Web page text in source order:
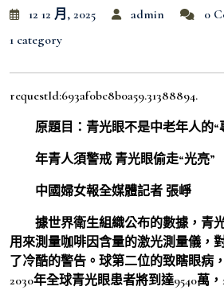
12 12 月, 2025 admin
0
1 category
requestId:693af0bc8b0a59.31388894.
原題目：青光眼不是中老年人的“
年青人須警戒 青光眼偷走“光亮”
中國婦女報全媒體記者 張崢
據世界衛生組織公布的數據，青
用來測量咖啡因含量的激光測量儀，
了冷酷的警告。球第二位的致瞎眼病
2030年全球青光眼患者將到達9540萬，